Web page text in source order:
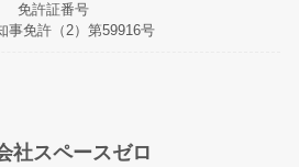
ングOPEN
免許証番号
事免許（2）第59916号
社スペースゼロ